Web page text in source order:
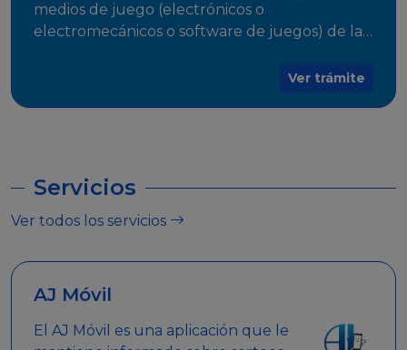
medios de juego (electrónicos o
electromecánicos o software de juegos) de las
Ver trámite
Servicios
Ver todos los servicios
AJ Móvil
El AJ Móvil es una aplicación que le